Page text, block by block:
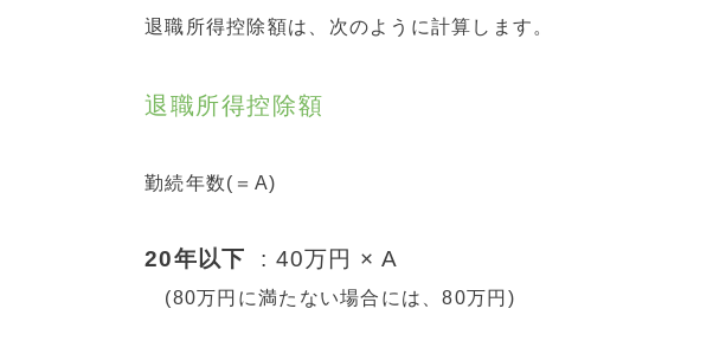
退職所得控除額は、次のように計算します。
退職所得控除額
勤続年数(＝A)
20年以下 : 40万円 × A
(80万円に満たない場合には、80万円)